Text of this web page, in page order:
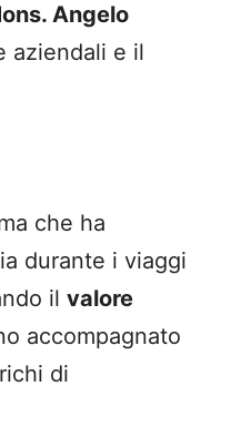
Angelo
aziendali e il
che ha
durante i viaggi
il valore
accompagnato
di